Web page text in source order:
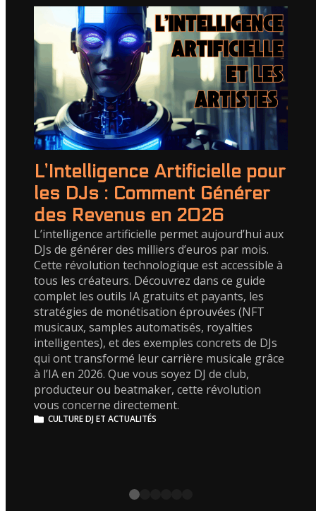
L’Intelligence Artificielle pour
les DJs : Comment Générer
des Revenus en 2026
L’intelligence artificielle permet aujourd’hui aux
DJs de générer des milliers d’euros par mois.
Cette révolution technologique est accessible à
tous les créateurs. Découvrez dans ce guide
complet les outils IA gratuits et payants, les
stratégies de monétisation éprouvées (NFT
musicaux, samples automatisés, royalties
intelligentes), et des exemples concrets de DJs
qui ont transformé leur carrière musicale grâce
à l’IA en 2026. Que vous soyez DJ de club,
producteur ou beatmaker, cette révolution
vous concerne directement.
CULTURE DJ ET ACTUALITÉS